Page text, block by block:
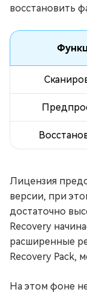
восстановить
Лицензия
версии, при
достаточно
Recovery
расширенные
Recovery Pack,
На этом фоне